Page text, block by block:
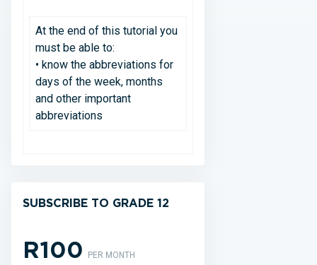
At the end of this tutorial you
must be able to:
• know the abbreviations for
days of the week, months
and other important
abbreviations
SUBSCRIBE TO GRADE 12
R100PER MONTH